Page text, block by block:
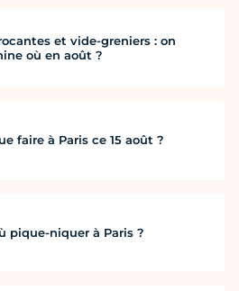
et vide-greniers : on
où en août ?
faire à Paris ce 15 août ?
pique-niquer à Paris ?